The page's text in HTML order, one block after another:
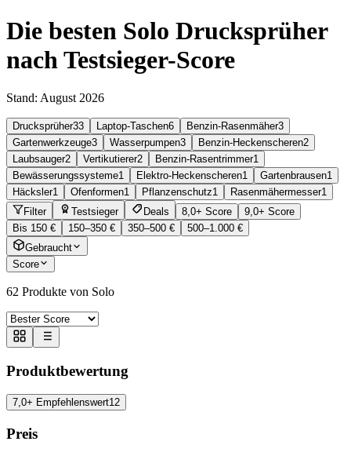
Die besten Solo Drucksprüher
nach Testsieger-Score
Stand: August 2026
Drucksprüher33 Laptop-Taschen6 Benzin-Rasenmäher3
Gartenwerkzeuge3 Wasserpumpen3 Benzin-Heckenscheren2
Laubsauger2 Vertikutierer2 Benzin-Rasentrimmer1
Bewässerungssysteme1 Elektro-Heckenscheren1 Gartenbrausen1
Häcksler1 Ofenformen1 Pflanzenschutz1 Rasenmähermesser1
Filter
Testsieger Deals 8,0+ Score
9,0+ Score
Bis 150 €
150–350 € 350–500 €
500–1.000 €
Gebraucht
Score
62 Produkte von Solo
Produktbewertung
7,0+ Empfehlenswert12
Preis